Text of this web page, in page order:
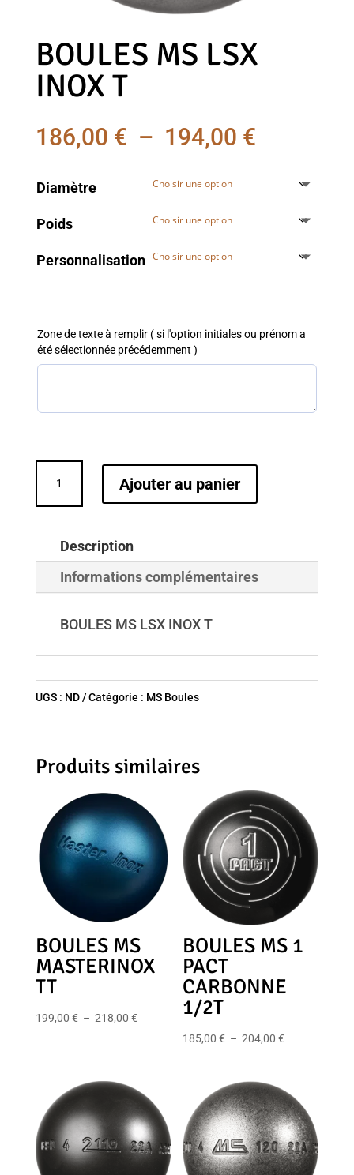
BOULES MS LSX
INOX T
186,00 € – 194,00 €Plage
prix :
194,00 €
Diamètre
Poids
Personnalisation
Zone de texte à remplir ( si l'option initiales ou prénom a
été sélectionnée précédemment )
LSX
INOX
Ajouter au panier
Description
Informations complémentaires
BOULES MS LSX INOX T
UGS : ND Catégorie : MS Boules
Produits similaires
BOULES MS
MASTERINOX
TT
199,00 € – 218,00 €Plage
à
218,00 €
BOULES MS 1
PACT
CARBONNE
1/2T
185,00€ – 204,00€
185,00 €
à
204,00 €